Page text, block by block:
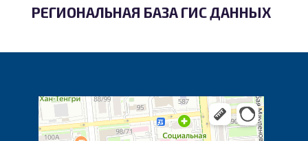
РЕГИОНАЛЬНАЯ БАЗА ГИС ДАННЫХ